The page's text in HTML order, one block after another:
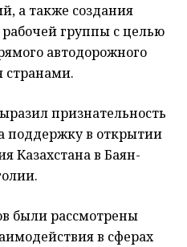
а также создания
группы с целью
автодорожного
странами.
признательность
поддержку в открытии
Казахстана в Баян-
были рассмотрены
в сферах